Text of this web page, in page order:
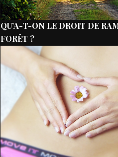
QU’A-T-ON LE DROIT DE
FORÊT ?